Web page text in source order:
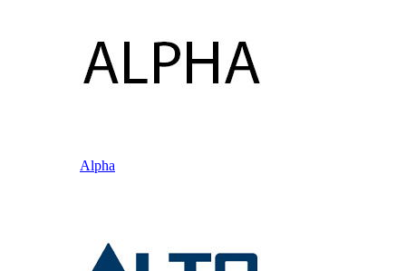
Alpha